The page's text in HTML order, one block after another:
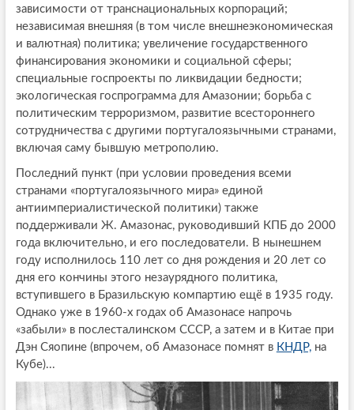
зависимости от транснациональных корпораций;
независимая внешняя (в том числе внешнеэкономическая
и валютная) политика; увеличение государственного
финансирования экономики и социальной сферы;
специальные госпроекты по ликвидации бедности;
экологическая госпрограмма для Амазонии; борьба с
политическим терроризмом, развитие всестороннего
сотрудничества с другими португалоязычными странами,
включая саму бывшую метрополию.
Последний пункт (при условии проведения всеми
странами «португалоязычного мира» единой
антиимпериалистической политики) также
поддерживали Ж. Амазонас, руководивший КПБ до 2000
года включительно, и его последователи. В нынешнем
году исполнилось 110 лет со дня рождения и 20 лет со
дня его кончины этого незаурядного политика,
вступившего в Бразильскую компартию ещё в 1935 году.
Однако уже в 1960-х годах об Амазонасе напрочь
«забыли» в послесталинском СССР, а затем и в Китае при
Дэн Сяопине (впрочем, об Амазонасе помнят в КНДР,на
Кубе)...